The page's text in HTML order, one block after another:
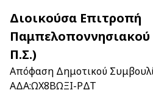
Διοικούσα Επιτροπή
Παμπελοποννησιακού
Π.Σ.)
Απόφαση Δημοτικού
ΑΔΑ:ΩΧ8ΒΩΞΙ-ΡΔΤ